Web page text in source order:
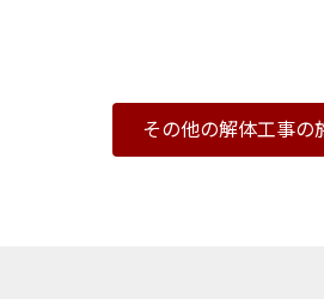
その他の解体工事の